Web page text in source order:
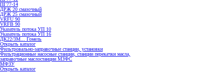
ПГ77-14
ДРЖ 20 смазочный
ДРЖ 25 смазочный
VRFU 90
VRFВ 90
Указатель потока УП 10
Указатель потока УП 16
ДК22/3М... Гомель
Открыть каталог
Фильтровально-заправочные станции, установки
Фильтрационные насосные станции, станции перекачки масла,
заправочные маслостанции МЗФС
МФЗУ
Открыть каталог